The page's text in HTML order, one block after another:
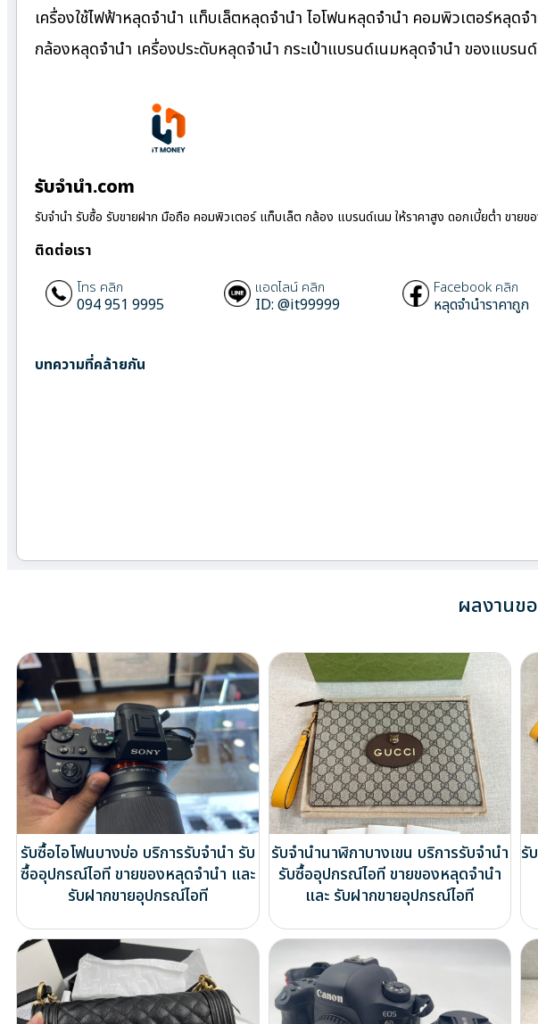
เครื่องใช้ไฟฟ้าหลุดจำนำ แท็บเล็ตหลุดจำนำ ไอโฟนหลุดจำนำ คอมพิวเตอร์หลุดจ
กล้องหลุดจำนำ เครื่องประดับหลุดจำนำ กระเป๋าแบรนด์เนมหลุดจำนำ ของแบรน
รับจํานํา.com
รับจำนำ รับซื้อ รับขายฝาก มือถือ คอมพิวเตอร์ แท็บเล็ต กล้อง แบรนด์เนม ให้ราคาสูง ดอกเบี้ยต่ำ ขายข
ติดต่อเรา
โทร คลิก
094 951 9995
แอดไลน์ คลิก
ID: @it99999
Facebook คลิก
หลุดจำนำราคาถูก
บทความที่คล้ายกัน
ผลงานขอ
รับซื้อไอโฟนบางบ่อ บริการรับจำนำ รับ
ซื้ออุปกรณ์ไอที ขายของหลุดจำนำ และ
รับฝากขายอุปกรณ์ไอที
รับจำนำนาฬิกาบางเขน บริการรับจำนำ
รับซื้ออุปกรณ์ไอที ขายของหลุดจำนำ
และ รับฝากขายอุปกรณ์ไอที
รั